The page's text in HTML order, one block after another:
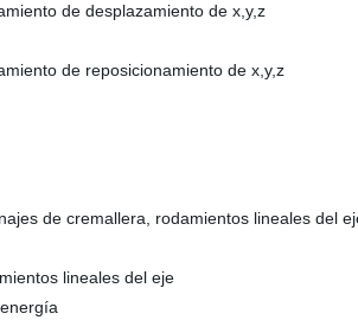
de desplazamiento de x,y,z
de reposicionamiento de x,y,z
de cremallera, rodamientos lineales del
lineales del eje